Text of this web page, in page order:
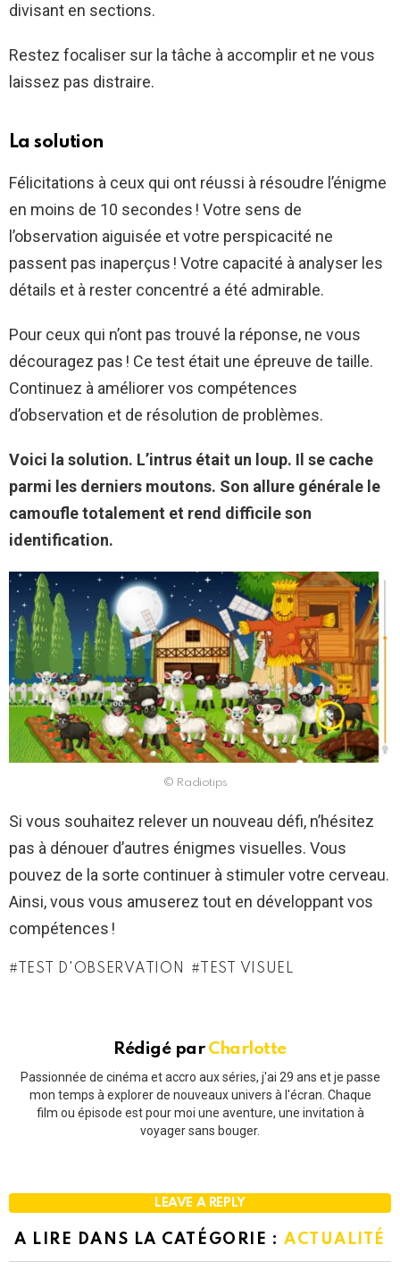
divisant en sections.
Restez focaliser sur la tâche à accomplir et ne vous
laissez pas distraire.
La solution
Félicitations à ceux qui ont réussi à résoudre l’énigme
en moins de 10 secondes ! Votre sens de
l’observation aiguisée et votre perspicacité ne
passent pas inaperçus ! Votre capacité à analyser les
détails et à rester concentré a été admirable.
Pour ceux qui n’ont pas trouvé la réponse, ne vous
découragez pas ! Ce test était une épreuve de taille.
Continuez à améliorer vos compétences
d’observation et de résolution de problèmes.
Voici la solution. L’intrus était un loup. Il se cache
parmi les derniers moutons. Son allure générale le
camoufle totalement et rend difficile son
identification.
© Radiotips
Si vous souhaitez relever un nouveau défi, n’hésitez
pas à dénouer d’autres énigmes visuelles. Vous
pouvez de la sorte continuer à stimuler votre cerveau.
Ainsi, vous vous amuserez tout en développant vos
compétences !
TEST D'OBSERVATION TEST VISUEL
Rédigé par Charlotte
Passionnée de cinéma et accro aux séries, j'ai 29 ans et je passe
mon temps à explorer de nouveaux univers à l'écran. Chaque
film ou épisode est pour moi une aventure, une invitation à
voyager sans bouger.
LEAVE A REPLY
A LIRE DANS LA CATÉGORIE : ACTUALITÉ